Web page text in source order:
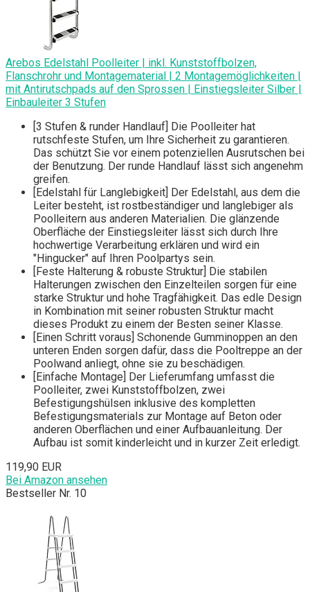
Arebos Edelstahl Poolleiter | inkl. Kunststoffbolzen,
Flanschrohr und Montagematerial | 2 Montagemöglichkeiten |
mit Antirutschpads auf den Sprossen | Einstiegsleiter Silber |
Einbauleiter 3 Stufen
[3 Stufen & runder Handlauf] Die Poolleiter hat
rutschfeste Stufen, um Ihre Sicherheit zu garantieren.
Das schützt Sie vor einem potenziellen Ausrutschen bei
der Benutzung. Der runde Handlauf lässt sich angenehm
greifen.
[Edelstahl für Langlebigkeit] Der Edelstahl, aus dem die
Leiter besteht, ist rostbeständiger und langlebiger als
Poolleitern aus anderen Materialien. Die glänzende
Oberfläche der Einstiegsleiter lässt sich durch Ihre
hochwertige Verarbeitung erklären und wird ein
"Hingucker" auf Ihren Poolpartys sein.
[Feste Halterung & robuste Struktur] Die stabilen
Halterungen zwischen den Einzelteilen sorgen für eine
starke Struktur und hohe Tragfähigkeit. Das edle Design
in Kombination mit seiner robusten Struktur macht
dieses Produkt zu einem der Besten seiner Klasse.
[Einen Schritt voraus] Schonende Gumminoppen an den
unteren Enden sorgen dafür, dass die Pooltreppe an der
Poolwand anliegt, ohne sie zu beschädigen.
[Einfache Montage] Der Lieferumfang umfasst die
Poolleiter, zwei Kunststoffbolzen, zwei
Befestigungshülsen inklusive des kompletten
Befestigungsmaterials zur Montage auf Beton oder
anderen Oberflächen und einer Aufbauanleitung. Der
Aufbau ist somit kinderleicht und in kurzer Zeit erledigt.
119,90 EUR
Bei Amazon ansehen
Bestseller Nr. 10